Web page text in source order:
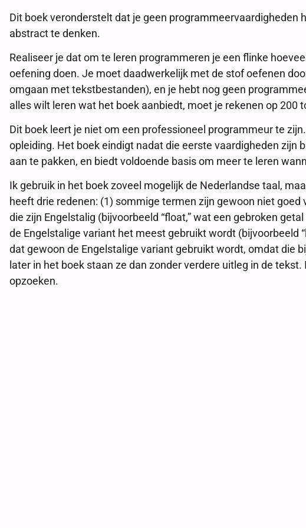
Dit boek veronderstelt dat je geen
abstract te denken.
Realiseer je dat om te leren programmeren je een flinke
oefening doen. Je moet daadwerkelijk met de stof oefenen
omgaan met tekstbestanden), en je hebt nog geen
alles wilt leren wat het boek aanbiedt, moet je rekenen op 200
Dit boek leert je niet om een professioneel programmeur te
opleiding. Het boek eindigt nadat die eerste vaardigheden
aan te pakken, en biedt voldoende basis om meer te leren
Ik gebruik in het boek zoveel mogelijk de Nederlandse taal,
heeft drie redenen: (1) sommige termen zijn gewoon niet
die zijn Engelstalig (bijvoorbeeld “float,” wat een gebroken
de Engelstalige variant het meest gebruikt wordt (bijvoorbeeld
dat gewoon de Engelstalige variant gebruikt wordt, omdat die
later in het boek staan ze dan zonder verdere uitleg in de
opzoeken.